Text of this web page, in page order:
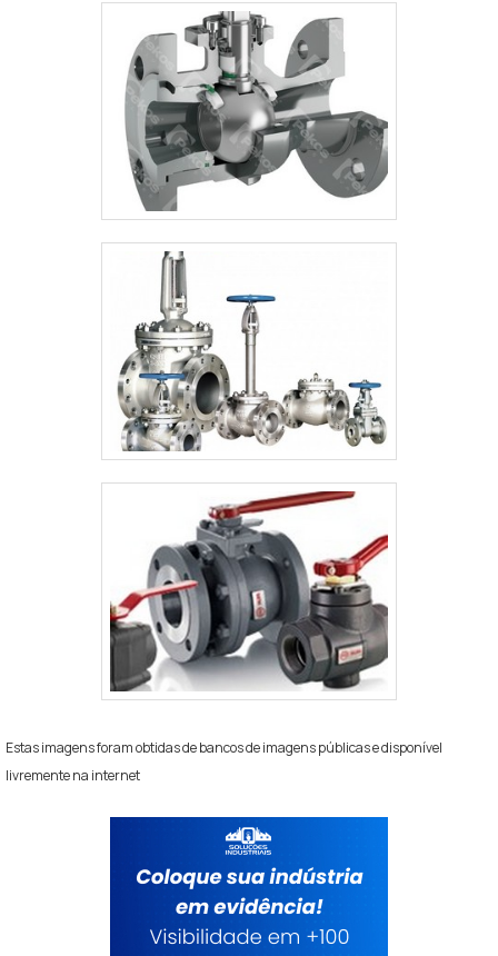
Estas imagens foram obtidas de bancos de imagens públicas e disponível
livremente na internet